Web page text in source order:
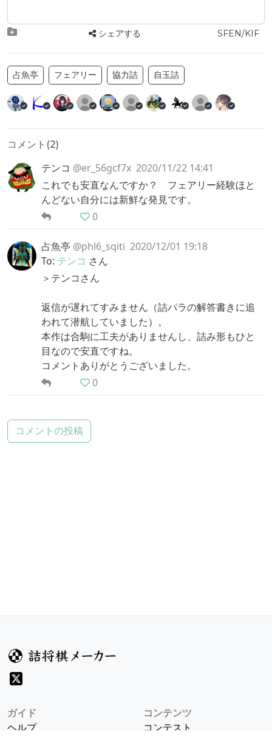
シェアする SFEN/KIF
占魚亭 フェアリー 協力詰 自玉詰
コメント(2)
テンコ @er_56gcf7x 2020/11/22 14:41
これでも安直なんですか？ フェアリー経験ほと
んどない自分には新鮮な発見です。
0
占魚亭 @phl6_sqiti 2020/12/01 19:18
To: テンコ さん
＞テンコさん
返信が遅れてすみません（詰パラの解答書きに追
われて潜航していました）。
本作は合駒に工夫がありませんし、詰み形もひと
目なので安直ですね。
コメントありがとうございました。
0
コメントの投稿
ガイド
ヘルプ
コンテンツ
コンテスト